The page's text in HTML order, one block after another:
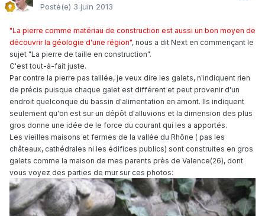
Posté(e) 3 juin 2013
"La pierre comme matériau de construction est aussi un bon moyen de
découvrir la géologie d'une région", nous a dit Next en commençant le
sujet "La pierre de taille en construction".
C'est tout-à-fait juste.
Par contre la pierre pas taillée, je veux dire les galets, n'indiquent rien
de précis puisque chaque galet est différent et peut provenir d'un
endroit quelconque du bassin d'alimentation en amont. Ils indiquent
seulement qu'on est sur un dépôt d'alluvions et la dimension des plus
gros donne une idée de le force du courant qui les a apportés.
Les vieilles maisons et fermes de la vallée du Rhône ( pas les
châteaux, cathédrales ni les édifices publics) sont construites en gros
galets comme la maison de mes parents près de Valence(26), dont
vous voyez des parties de mur sur ces photos: